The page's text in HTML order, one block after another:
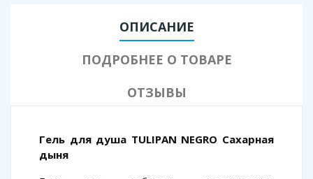
ОПИСАНИЕ
ПОДРОБНЕЕ О ТОВАРЕ
ОТЗЫВЫ
Гель для душа TULIPAN NEGRO Сахарная
дыня